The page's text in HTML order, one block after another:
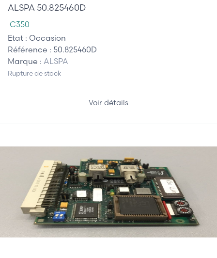
ALSPA 50.825460D
C350
Etat : Occasion
Référence : 50.825460D
Marque : ALSPA
Rupture de stock
Voir détails